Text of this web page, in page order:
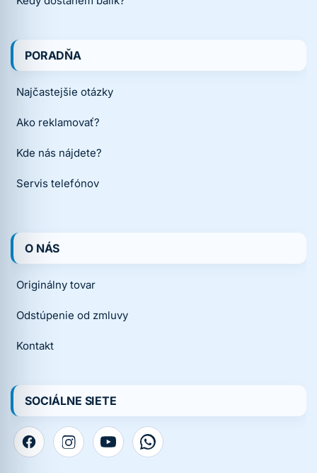
PORADŇA
Najčastejšie otázky
Ako reklamovať?
Kde nás nájdete?
Servis telefónov
O NÁS
Originálny tovar
Odstúpenie od zmluvy
Kontakt
SOCIÁLNE SIETE